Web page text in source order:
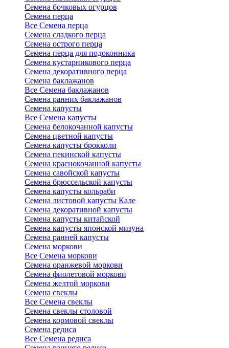
Семена бочковых огурцов
Семена перца
Все Семена перца
Семена сладкого перца
Семена острого перца
Семена перца для подоконника
Семена кустарникового перца
Семена декоративного перца
Семена баклажанов
Все Семена баклажанов
Семена ранних баклажанов
Семена капусты
Все Семена капусты
Семена белокочанной капусты
Семена цветной капусты
Семена капусты брокколи
Семена пекинской капусты
Семена краснокочанной капусты
Семена савойской капусты
Семена брюссельской капусты
Семена капусты кольраби
Семена листовой капусты Кале
Семена декоративной капусты
Семена капусты китайской
Семена капусты японской мизуна
Семена ранней капусты
Семена моркови
Все Семена моркови
Семена оранжевой моркови
Семена фиолетовой моркови
Семена желтой моркови
Семена свеклы
Все Семена свеклы
Семена свеклы столовой
Семена кормовой свеклы
Семена редиса
Все Семена редиса